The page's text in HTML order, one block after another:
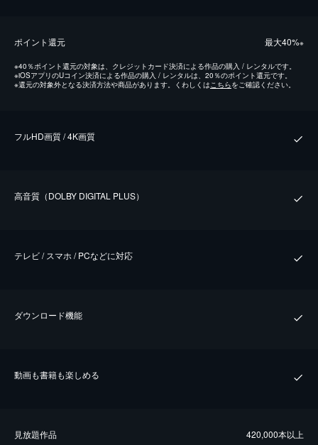
ポイント還元 最⼤40%※
※40％ポイント還元の対象は、クレジットカード決済による作品の購入 / レンタルです。
※iOSアプリのUコイン決済による作品の購入 / レンタルは、20％のポイント還元です。
※還元の対象外となる決済方法や商品があります。くわしくはこちらをご確認ください。
フルHD画質 / 4K画質
⾼⾳質（DOLBY DIGITAL PLUS）
テレビ / スマホ / PCなどに対応
ダウンロード機能
動画も書籍も楽しめる
⾒放題作品 420,000本以上